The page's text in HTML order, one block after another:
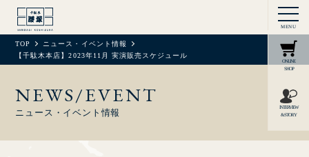
MENU
ONLINE
SHOP
INTERVIEW
& STORY
TOP
ニュース・イベント情報
【千駄木本店】2023年11月 実演販売スケジュール
NEWS/EVENT
ニュース・イベント情報